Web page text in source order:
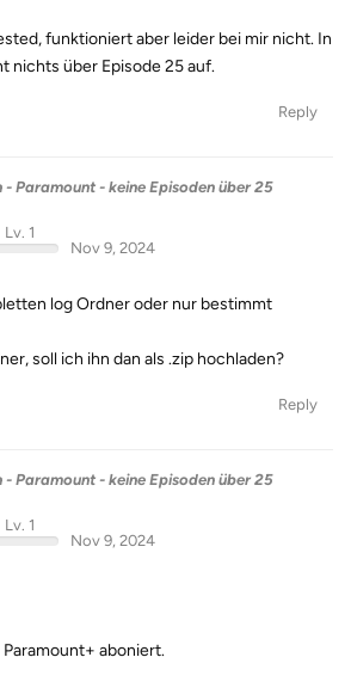
funktioniert aber leider bei mir nicht. In
nichts über Episode 25 auf.
Reply
Paramount - keine Episoden über 25
Lv. 1
Nov 9, 2024
log Ordner oder nur bestimmt
soll ich ihn dan als .zip hochladen?
Reply
Paramount - keine Episoden über 25
Lv. 1
Nov 9, 2024
aboniert.